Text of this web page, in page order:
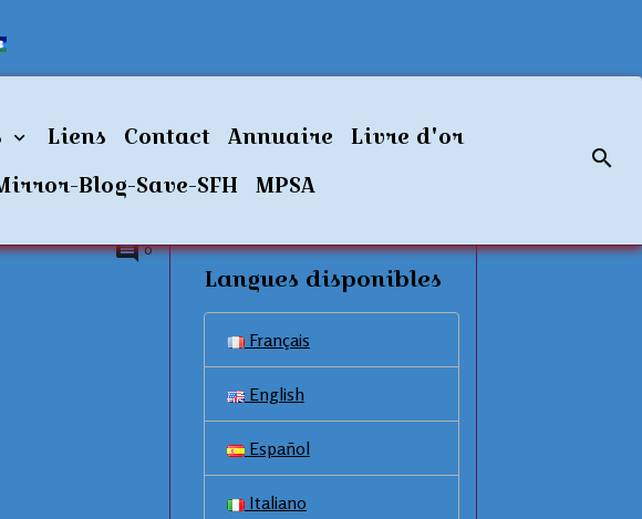
Liens Contact Annuaire
Livre d'or
Blog-Save-SFH MPSA
0
Langues disponibles
Français
English
Español
Italiano